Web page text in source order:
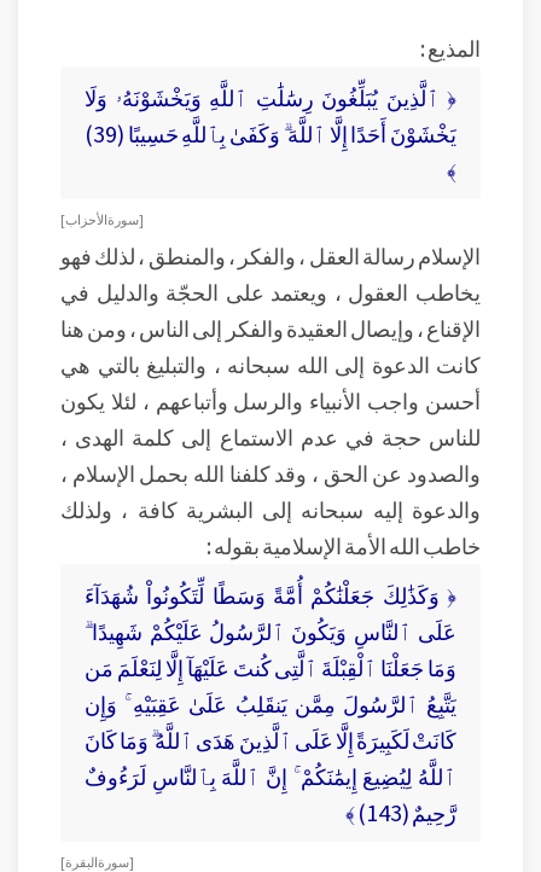
المذيع :
﴿ ٱلَّذِينَ يُبَلِّغُونَ رِسَٰلَٰتِ ٱللَّهِ وَيَخْشَوْنَهُۥ وَلَا
يَخْشَوْنَ أَحَدًا إِلَّا ٱللَّهَ ۗ وَكَفَىٰ بِٱللَّهِ حَسِيبًا (39)
﴾
[ سورة الأحزاب ]
الإسلام رسالة العقل ، والفكر ، والمنطق ، لذلك فهو
يخاطب العقول ، ويعتمد على الحجّة والدليل في
الإقناع ، وإيصال العقيدة والفكر إلى الناس ، ومن هنا
كانت الدعوة إلى الله سبحانه ، والتبليغ بالتي هي
أحسن واجب الأنبياء والرسل وأتباعهم ، لئلا يكون
للناس حجة في عدم الاستماع إلى كلمة الهدى ،
والصدود عن الحق ، وقد كلفنا الله بحمل الإسلام ،
والدعوة إليه سبحانه إلى البشرية كافة ، ولذلك
خاطب الله الأمة الإسلامية بقوله :
﴿ وَكَذَٰلِكَ جَعَلْنَٰكُمْ أُمَّةً وَسَطًا لِّتَكُونُواْ شُهَدَآءَ
عَلَى ٱلنَّاسِ وَيَكُونَ ٱلرَّسُولُ عَلَيْكُمْ شَهِيدًا ۗ
وَمَا جَعَلْنَا ٱلْقِبْلَةَ ٱلَّتِى كُنتَ عَلَيْهَآ إِلَّا لِنَعْلَمَ مَن
يَتَّبِعُ ٱلرَّسُولَ مِمَّن يَنقَلِبُ عَلَىٰ عَقِبَيْهِ ۚ وَإِن
كَانَتْ لَكَبِيرَةً إِلَّا عَلَى ٱلَّذِينَ هَدَى ٱللَّهُ ۗ وَمَا كَانَ
ٱللَّهُ لِيُضِيعَ إِيمَٰنَكُمْ ۚ إِنَّ ٱللَّهَ بِٱلنَّاسِ لَرَءُوفٌ
رَّحِيمٌ (143) ﴾
[ سورة البقرة ]